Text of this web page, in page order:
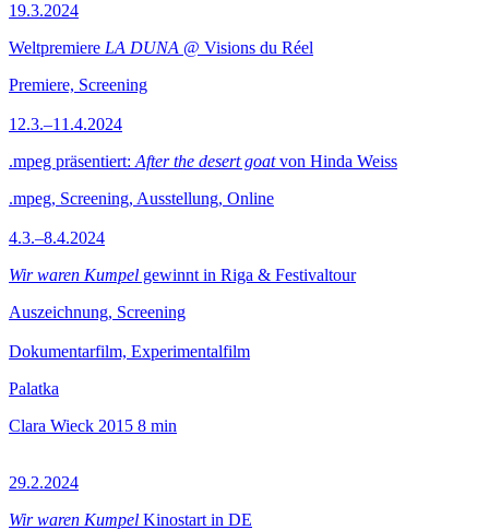
19.3.2024
Weltpremiere LA DUNA @ Visions du Réel
Premiere, Screening
12.3.–11.4.2024
.mpeg präsentiert: After the desert goatvon Hinda Weiss
.mpeg, Screening, Ausstellung, Online
4.3.–8.4.2024
Wir waren Kumpel gewinnt in Riga & Festivaltour
Auszeichnung, Screening
Dokumentarfilm, Experimentalfilm
Palatka
Clara Wieck 2015 8 min
29.2.2024
Wir waren Kumpel Kinostart in DE